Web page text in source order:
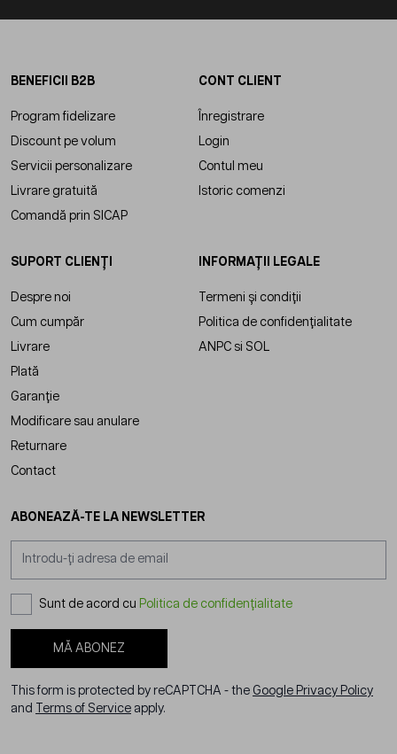
BENEFICII B2B
Program fidelizare
Discount pe volum
Servicii personalizare
Livrare gratuită
Comandă prin SICAP
CONT CLIENT
Înregistrare
Login
Contul meu
Istoric comenzi
SUPORT CLIENȚI
Despre noi
Cum cumpăr
Livrare
Plată
Garanție
Modificare sau anulare
Returnare
Contact
INFORMAȚII LEGALE
Termeni și condiții
Politica de confidențialitate
ANPC si SOL
ABONEAZĂ-TE LA NEWSLETTER
Sunt de acord cu Politica de confidențialitate
MĂ ABONEZ
This form is protected by reCAPTCHA - the Google Privacy Policy
and
Terms of Service apply.